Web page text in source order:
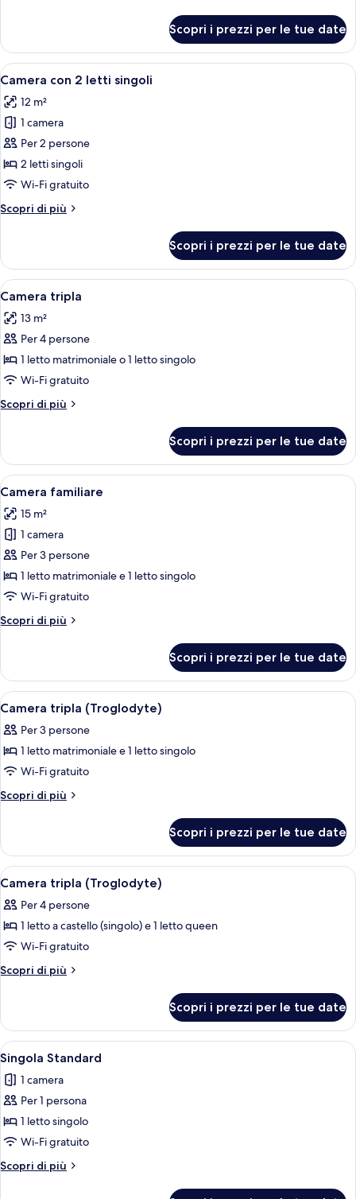
doppia
Scopri i prezzi per le tue date
Apri
tutte
le
foto
per
Camera
con
letti
Camera d'albergo con due letti, un
4
Camera con 2 letti singoli
12 m²
1 camera
Per 2 persone
2 letti singoli
Wi-Fi gratuito
Scopri di più
Altri
con
letti
Scopri i prezzi per le tue date
Apri
tutte
le
foto
per
Camera
tripla
Una camera da letto con un letto,
6
Camera tripla
13 m²
Per 4 persone
1 letto matrimoniale o 1 letto singolo
Wi-Fi gratuito
Scopri di più
Altri
tripla
Scopri i prezzi per le tue date
Apri
tutte
le
foto
per
Camera
familiare
Una camera da letto con un letto,
4
Camera familiare
15 m²
1 camera
Per 3 persone
1 letto matrimoniale e 1 letto singolo
Wi-Fi gratuito
Scopri di più
Altri
familiare
Scopri i prezzi per le tue date
Apri
tutte
le
foto
per
Camera
Una camera da letto con un letto, un
5
Camera tripla (Troglodyte)
Per 3 persone
1 letto matrimoniale e 1 letto singolo
Wi-Fi gratuito
Scopri di più
Altri
tripla
(Troglodyte)
Scopri i prezzi per le tue date
Apri
tutte
le
foto
per
Camera
Una stanza del dormitorio con letti a
4
Camera tripla (Troglodyte)
Per 4 persone
1 letto a castello (singolo) e 1 letto queen
Wi-Fi gratuito
Scopri di più
Altri
tripla
(Troglodyte)
Scopri i prezzi per le tue date
Apri
tutte
le
foto
per
Singola
Standard
Una lampada dal collo curvo e dal
5
Singola Standard
1 camera
Per 1 persona
1 letto singolo
Wi-Fi gratuito
Scopri di più
Altri